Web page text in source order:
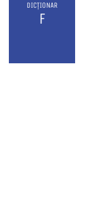
DICȚIONAR
F